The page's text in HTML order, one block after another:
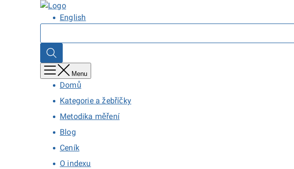
Domů
English
Hledat
Menu
Domů
Kategorie a žebříčky
Metodika měření
Blog
Ceník
O indexu